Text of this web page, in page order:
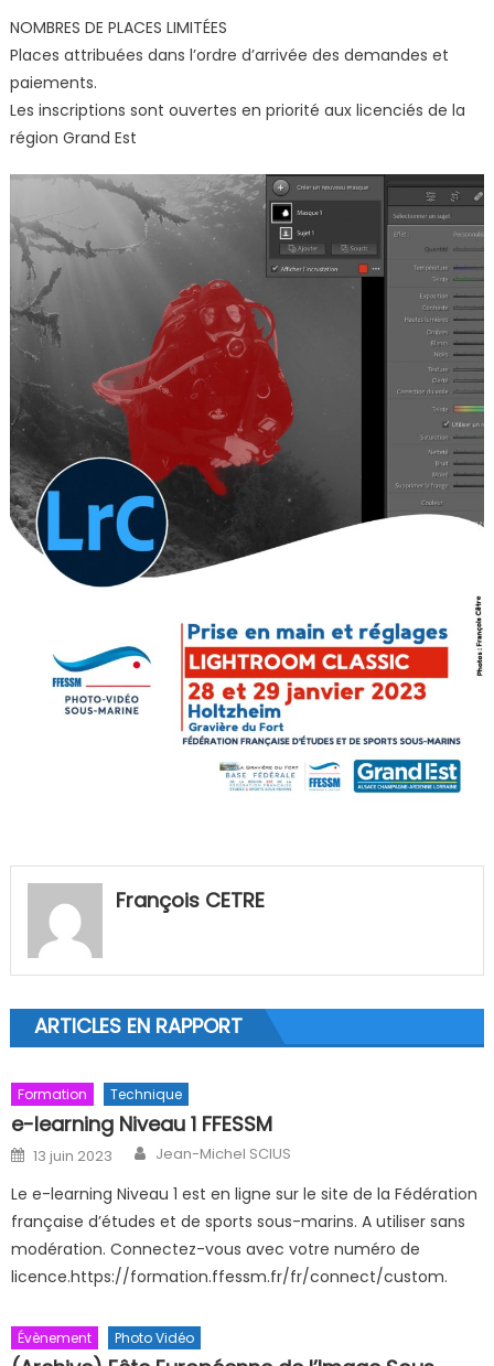
NOMBRES DE PLACES LIMITÉES
Places attribuées dans l’ordre d’arrivée des demandes et
paiements.
Les inscriptions sont ouvertes en priorité aux licenciés de la
région Grand Est
François CETRE
ARTICLES EN RAPPORT
Formation Technique
e-learning Niveau 1 FFESSM
Posted on
13 juin 2023 Author
Jean-Michel SCIUS
Le e-learning Niveau 1 est en ligne sur le site de la Fédération
française d’études et de sports sous-marins. A utiliser sans
modération. Connectez-vous avec votre numéro de
licence.https://formation.ffessm.fr/fr/connect/custom.
Évènement Photo Vidéo